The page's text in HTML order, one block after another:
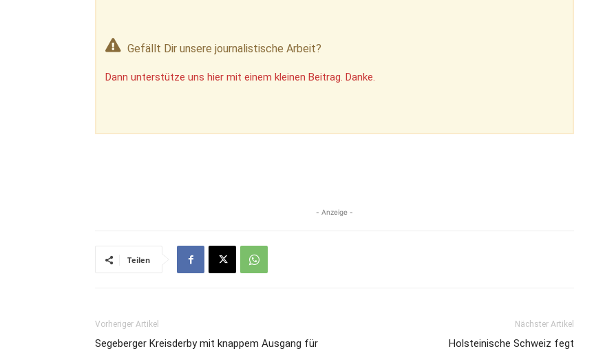
Gefällt Dir unsere journalistische Arbeit?
Dann unterstütze uns hier mit einem kleinen Beitrag. Danke.
- Anzeige -
Teilen
Vorheriger Artikel
Segeberger Kreisderby mit knappem Ausgang für
Nächster Artikel
Holsteinische Schweiz fegt